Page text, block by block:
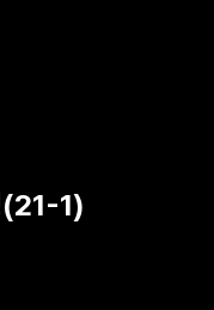
(21-1)